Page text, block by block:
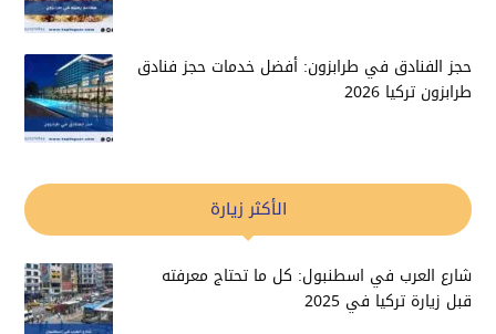
حجز الفنادق في طرابزون: أفضل خدمات حجز فنادق
طرابزون تركيا 2026
الأكثر زيارة
شارع العرب في اسطنبول: كل ما تحتاج معرفته
قبل زيارة تركيا في 2025